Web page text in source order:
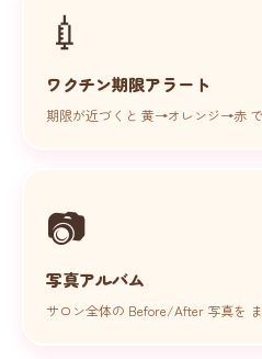
💉
ワクチン期限アラート
期限が近づくと 黄→オレンジ→赤
📷
写真アルバム
サロン全体の Before/After 写真を